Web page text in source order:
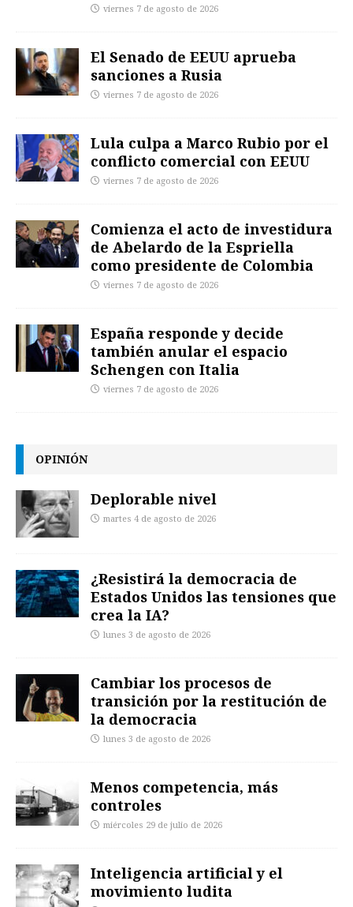
viernes 7 de agosto de 2026
El Senado de EEUU aprueba
sanciones a Rusia
viernes 7 de agosto de 2026
Lula culpa a Marco Rubio por el
conflicto comercial con EEUU
viernes 7 de agosto de 2026
Comienza el acto de investidura
de Abelardo de la Espriella
como presidente de Colombia
viernes 7 de agosto de 2026
España responde y decide
también anular el espacio
Schengen con Italia
viernes 7 de agosto de 2026
OPINIÓN
Deplorable nivel
martes 4 de agosto de 2026
¿Resistirá la democracia de
Estados Unidos las tensiones que
crea la IA?
lunes 3 de agosto de 2026
Cambiar los procesos de
transición por la restitución de
la democracia
lunes 3 de agosto de 2026
Menos competencia, más
controles
miércoles 29 de julio de 2026
Inteligencia artificial y el
movimiento ludita